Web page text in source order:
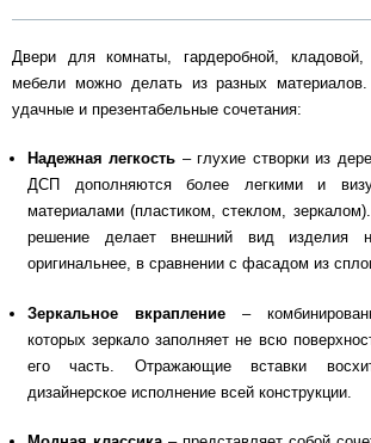
Двери для комнаты, гардеробной,
мебели можно делать из разных
удачные и презентабельные сочетания:
Надежная легкость – глухие створки из
ДСП дополняются более легкими и
материалами (пластиком, стеклом,
решение делает внешний вид изделия
оригинальнее, в сравнении с фасадом из
Зеркальное вкрапление –
которых зеркало заполняет не всю
его часть. Отражающие вставки
дизайнерское исполнение всей конструкции.